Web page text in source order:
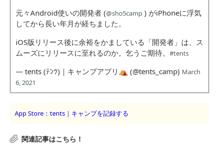
元々Android使いの開発者 (@sho5camp ) がiPhoneに浮気
してから長い年月が経ちました。
iOS版リリース後に余裕をかましている「開発者」は、ス
ムーズにリリースに至れるのか。乞うご期待。 #tents
— tents (ﾃﾝﾂ)｜キャンプアプリ⛺️ (@tents_camp) March
6, 2021
App Store：tents｜キャンプを記録す‪る‬